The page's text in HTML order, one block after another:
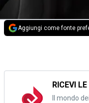
Aggiungi come fonte
RICEVI
Il mondo